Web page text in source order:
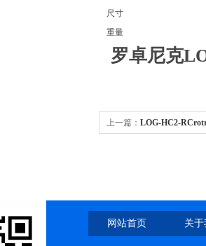
尺寸
重量
罗卓尼克
上一篇： LOG-HC2-
网站首页 关